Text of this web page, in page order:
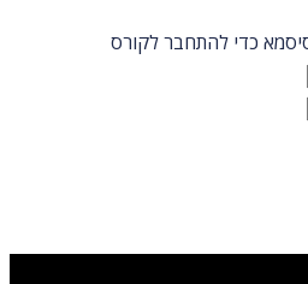
כדי להתחבר לקורס